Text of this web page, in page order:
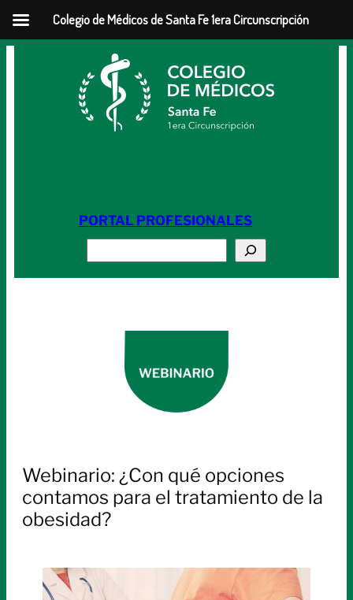
PORTAL PROFESIONALES
Webinario: ¿Con qué opciones
contamos para el tratamiento de la
obesidad?
Colegio de Médicos de Santa Fe 1era Circunscripción